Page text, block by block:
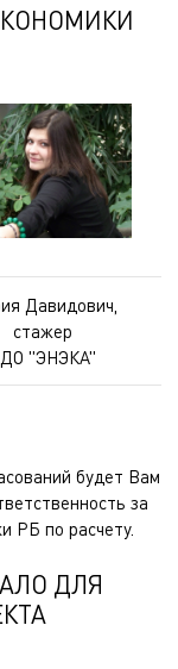
Давидович,
стажер
"ЭНЭКА"
будет Вам
за
РБ по расчету.
ДЛЯ